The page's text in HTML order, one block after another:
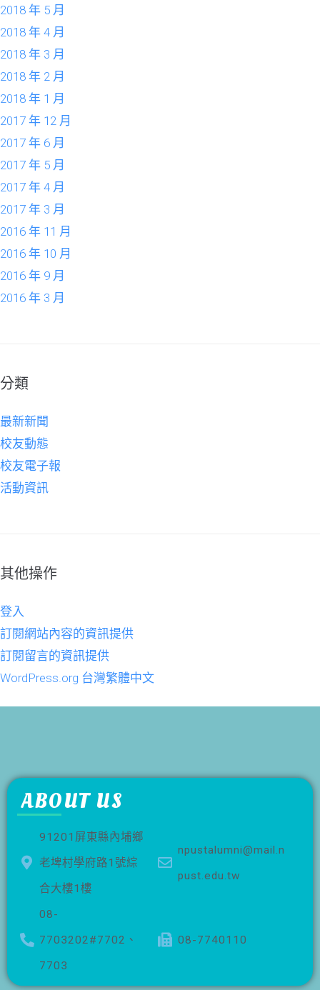
2018 年 5 月
2018 年 4 月
2018 年 3 月
2018 年 2 月
2018 年 1 月
2017 年 12 月
2017 年 6 月
2017 年 5 月
2017 年 4 月
2017 年 3 月
2016 年 11 月
2016 年 10 月
2016 年 9 月
2016 年 3 月
分類
最新新聞
校友動態
校友電子報
活動資訊
其他操作
登入
訂閱網站內容的資訊提供
訂閱留言的資訊提供
WordPress.org 台灣繁體中文
ABOUT US
91201屏東縣內埔鄉
老埤村學府路1號綜
合大樓1樓
npustalumni@mail.n
pust.edu.tw
08-
7703202#7702、
7703
08-7740110